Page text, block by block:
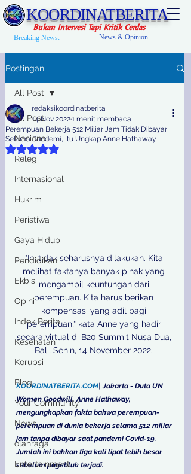
KOORDINATBERITA
Bukan Intervesi Tapi Kritik Cerdas
Breaking News: News & Opinion
Postingan
All Post
Nasional
Relegi
Internasional
Hukrim
Peristiwa
Gaya Hidup
Pendidikan
Ekbis
Opini
Indek Berita
Kesehatan
Korupsi
Blog
Your Community
News
olahraga
Entertainment
All Post
Perempuan Bekerja 512 Miliar Jam Tidak Dibayar
Selama Pandemi, Itu Ungkap Anne Hathaway
redaksikoordinatberita
14 Nov 20221 menit membaca
Dinilai NaN dari 5 bintang.
"Ini tidak seharusnya dilakukan. Kita
melihat faktanya banyak pihak yang
mengambil keuntungan dari
perempuan. Kita harus berikan
kompensasi yang adil bagi
perempuan," kata Anne yang hadir
secara virtual di B20 Summit Nusa Dua,
Bali, Senin, 14 November 2022.
KOORDINATBERITA.COM | Jakarta - Duta UN
Women Goodwill, Anne Hathaway,
mengungkapkan fakta bahwa perempuan-
perempuan di dunia bekerja selama 512 miliar
jam tanpa dibayar saat pandemi Covid-19.
Jumlah ini bahkan tiga kali lipat lebih besar
sebelum pagebluk terjadi.